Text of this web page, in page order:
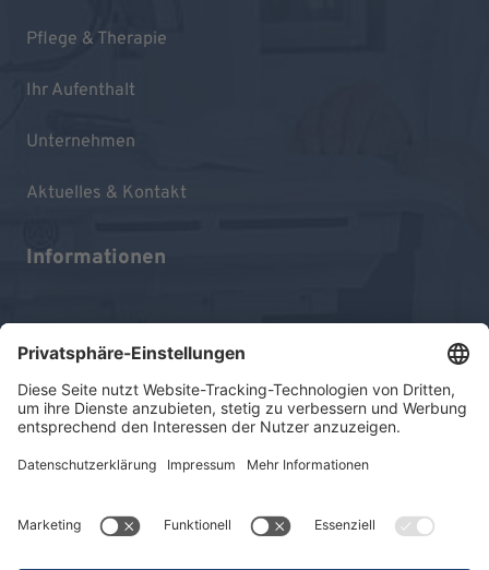
Pflege & Therapie
Ihr Aufenthalt
Unternehmen
Aktuelles & Kontakt
Informationen
Impressum
Datenschutz
Sitemap